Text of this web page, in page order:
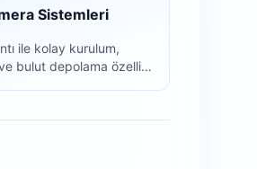
Sistemleri
ile kolay kurulum,
bulut depolama özellikli